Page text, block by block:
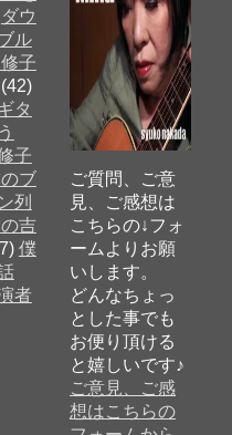
ダウ
ル
子
(42)
タ
子
ブ
列
吉
僕
者
ご質問、ご意
見、ご感想は
こちらの↓フォ
ームよりお願
いします。
どんなちょっ
とした事でも
お便り頂ける
と嬉しいです♪
ご意見、ご感
想はこちらの